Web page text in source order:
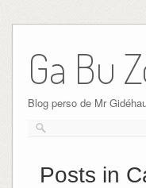
Ga Bu
Blog perso de Mr
Posts in